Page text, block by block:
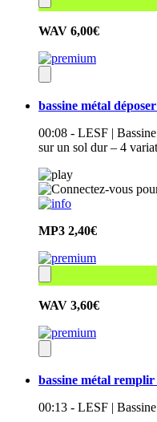
WAV 6,00€
bassine métal
00:08 - LESF |
sur un sol dur – 4
MP3 2,40€
WAV 3,60€
bassine métal remplir
00:13 - LESF |